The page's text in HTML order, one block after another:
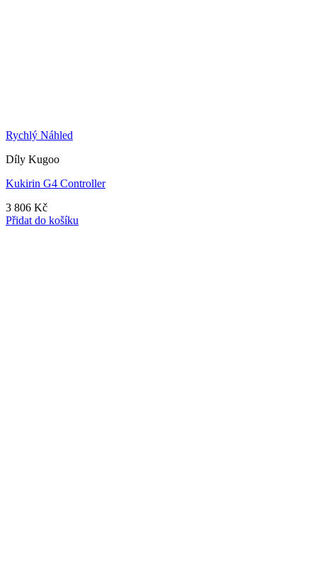
Rychlý Náhled
Díly Kugoo
Kukirin G4 Controller
3 806 Kč
Přidat do košíku